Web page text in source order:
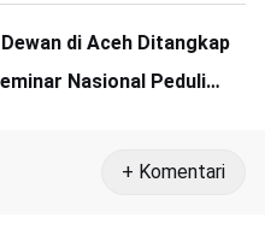
di Aceh Ditangkap
Nasional Peduli
+ Komentari